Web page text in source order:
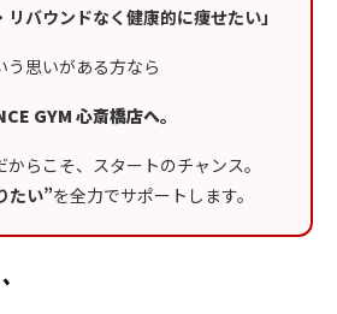
リバウンドなく健康的に痩せたい」
う思いがある方なら
GYM 心斎橋店へ。
らこそ、スタートのチャンス。
たい”を全力でサポートします。